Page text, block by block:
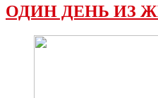
ОДИН ДЕНЬ ИЗ